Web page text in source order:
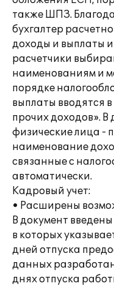
также ШПЗ.
бухгалтер
доходы и выплаты
расчетчики
наименованиям и
порядке
выплаты вводятся
прочих доходов». В
физические лица -
наименование
связанные с
автоматически.
Кадровый учет:
• Расширены
В документ
в которых
дней отпуска
данных
днях отпуска